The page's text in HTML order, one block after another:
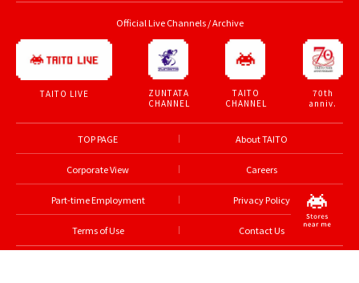
Official Live Channels / Archive
TAITO LIVE
ZUNTATA
CHANNEL
TAITO
CHANNEL
70th
anniv.
TOP PAGE About TAITO
Corporate View Careers
Part-time Employment Privacy Policy
Terms of Use Contact Us